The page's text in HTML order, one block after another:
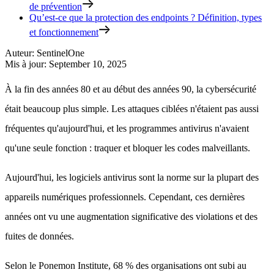
de prévention
Qu’est-ce que la protection des endpoints ? Définition, types
et fonctionnement
Auteur: SentinelOne
Mis à jour: September 10, 2025
À la fin des années 80 et au début des années 90, la cybersécurité
était beaucoup plus simple. Les attaques ciblées n'étaient pas aussi
fréquentes qu'aujourd'hui, et les programmes antivirus n'avaient
qu'une seule fonction : traquer et bloquer les codes malveillants.
Aujourd'hui, les logiciels antivirus sont la norme sur la plupart des
appareils numériques professionnels. Cependant, ces dernières
années ont vu une augmentation significative des violations et des
fuites de données.
Selon le Ponemon Institute, 68 % des organisations ont subi au